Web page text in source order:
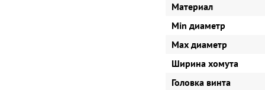
Материал
Min диаметр
Max диаметр
Ширина хомута
Головка винта